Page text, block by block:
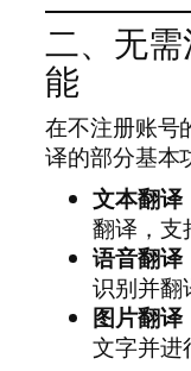
二、无
能
在不注册账号
译的部分基本
文本翻译
翻译，支
语音翻译
识别并翻
图片翻译
文字并进